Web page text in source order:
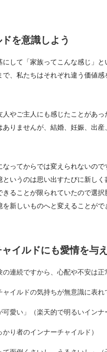
を意識しよう
して「家族ってこんな感じ」
、私たちはそれぞれ違う価値
やご主人にも感じたことがあっ
りませんが、結婚、妊娠、出
なってからでは変えられないので
いうのは思い出すたびに新しく
ることが限られていたので選
新しいものへと変えることがで
イルドにも愛情を与
連続ですから、心配や不安は正
イルドの気持ちが無意識に表れ
可愛い」（楽天的で明るいインナ
り者のインナーチャイルド）